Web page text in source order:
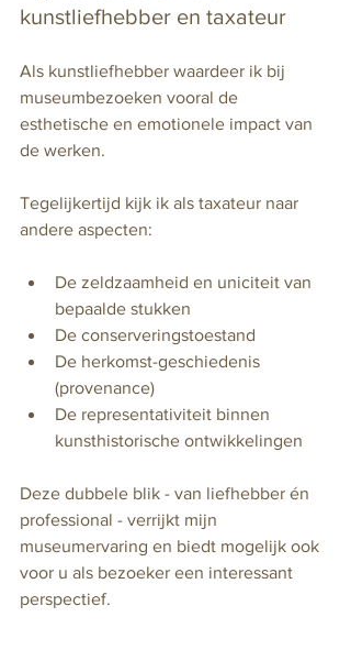
kunstliefhebber en taxateur
Als kunstliefhebber waardeer ik bij
museumbezoeken vooral de
esthetische en emotionele impact van
de werken.
Tegelijkertijd kijk ik als taxateur naar
andere aspecten:
De zeldzaamheid en uniciteit van
bepaalde stukken
De conserveringstoestand
De herkomst-geschiedenis
(provenance)
De representativiteit binnen
kunsthistorische ontwikkelingen
Deze dubbele blik - van liefhebber én
professional - verrijkt mijn
museumervaring en biedt mogelijk ook
voor u als bezoeker een interessant
perspectief.